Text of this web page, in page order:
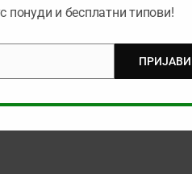
понуди и бесплатни типови!
ПРИЈАВИ